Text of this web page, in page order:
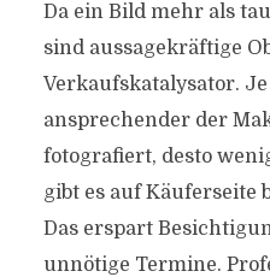
Da ein Bild mehr als
sind aussagekräftige
Verkaufskatalysator.
ansprechender der
fotografiert, desto
gibt es auf Käuferseite
Das erspart
unnötige Termine.